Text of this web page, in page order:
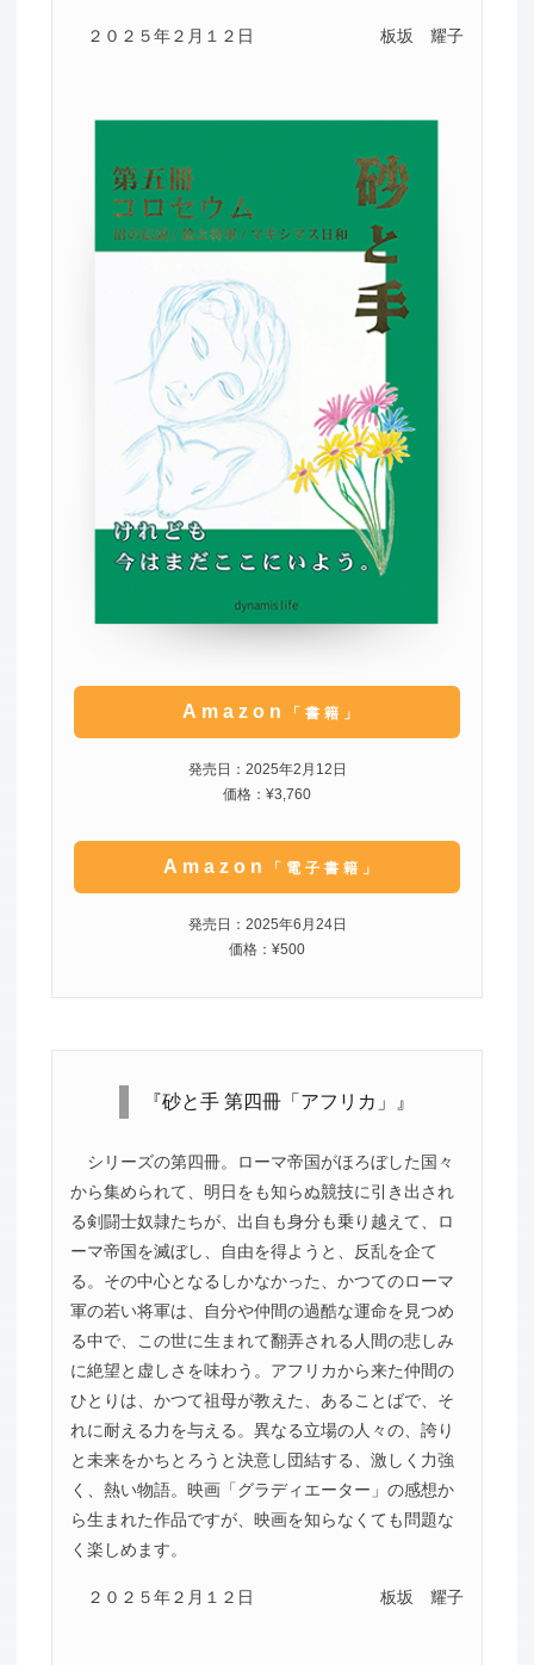
２０２５年２月１２日 板坂 耀子
Amazon 「書籍」
発売日：2025年2月12日
価格：¥3,760
Amazon 「電子書籍」
発売日：2025年6月24日
価格：¥500
『砂と手 第四冊「アフリカ」』
シリーズの第四冊。ローマ帝国がほろぼした国々
から集められて、明日をも知らぬ競技に引き出され
る剣闘士奴隷たちが、出自も身分も乗り越えて、ロ
ーマ帝国を滅ぼし、自由を得ようと、反乱を企て
る。その中心となるしかなかった、かつてのローマ
軍の若い将軍は、自分や仲間の過酷な運命を見つめ
る中で、この世に生まれて翻弄される人間の悲しみ
に絶望と虚しさを味わう。アフリカから来た仲間の
ひとりは、かつて祖母が教えた、あることばで、そ
れに耐える力を与える。異なる立場の人々の、誇り
と未来をかちとろうと決意し団結する、激しく力強
く、熱い物語。映画「グラディエーター」の感想か
ら生まれた作品ですが、映画を知らなくても問題な
く楽しめます。
２０２５年２月１２日 板坂 耀子